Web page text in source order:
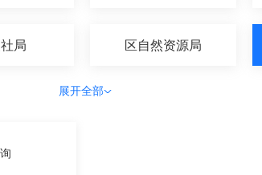
局 区自然资源局
展开全部